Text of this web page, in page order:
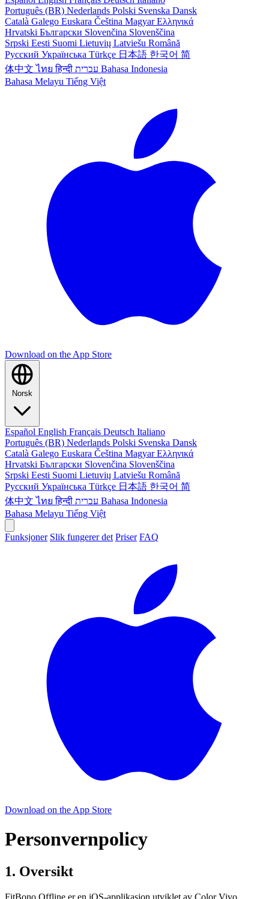
Português (BR) Nederlands Polski Svenska Dansk
Català Galego Euskara Čeština MagyarΕλληνικά
Hrvatski Български Slovenčina Slovenščina
Srpski Eesti Suomi Lietuvių Latviešu Română
Русский Українська Türkçe 日本語 한국어 简
体中文ไทยहिन्दी
Bahasa Indonesia
Bahasa Melayu Tiếng Việt
Download on the App Store
Norsk
Español English Français Deutsch Italiano
Português (BR) Nederlands Polski Svenska Dansk
Català Galego Euskara Čeština MagyarΕλληνικά
Hrvatski Български Slovenčina Slovenščina
Srpski Eesti Suomi Lietuvių Latviešu Română
Русский Українська Türkçe 日本語 한국어 简
体中文ไทยहिन्दी
Bahasa Indonesia
Bahasa Melayu Tiếng Việt
Funksjoner Slik fungerer det Priser FAQ
Download on the App Store
Personvernpolicy
1. Oversikt
FitBono Offline er en iOS-applikasjon utviklet av Color Vivo